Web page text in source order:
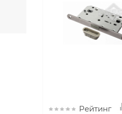
Рейтинг